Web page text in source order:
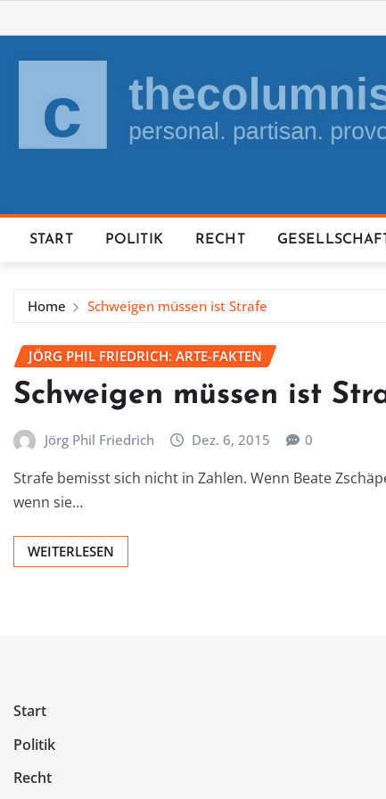
to
content
START POLITIK RECHT
Home Schweigen müssen ist Strafe
JÖRG PHIL FRIEDRICH: ARTE-FAKTEN
Schweigen müssen ist
Jörg Phil Friedrich Dez. 6, 2015 0
Strafe bemisst sich nicht in Zahlen. Wenn Beate
wenn sie…
WEITERLESEN
Start
Politik
Recht